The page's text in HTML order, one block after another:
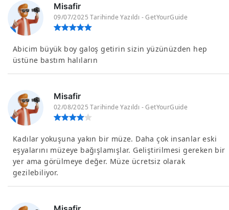
Misafir
09/07/2025 Tarihinde Yazıldı - GetYourGuide
Abicim büyük boy galoş getirin sizin yüzünüzden hep
üstüne bastım halıların
Misafir
02/08/2025 Tarihinde Yazıldı - GetYourGuide
Kadılar yokuşuna yakın bir müze. Daha çok insanlar eski
eşyalarını müzeye bağışlamışlar. Geliştirilmesi gereken bir
yer ama görülmeye değer. Müze ücretsiz olarak
gezilebiliyor.